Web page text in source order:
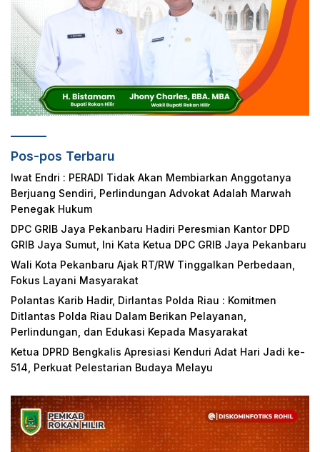
Pos-pos Terbaru
Iwat Endri : PERADI Tidak Akan Membiarkan Anggotanya
Berjuang Sendiri, Perlindungan Advokat Adalah Marwah
Penegak Hukum
DPC GRIB Jaya Pekanbaru Hadiri Peresmian Kantor DPD
GRIB Jaya Sumut, Ini Kata Ketua DPC GRIB Jaya Pekanbaru
Wali Kota Pekanbaru Ajak RT/RW Tinggalkan Perbedaan,
Fokus Layani Masyarakat
Polantas Karib Hadir, Dirlantas Polda Riau : Komitmen
Ditlantas Polda Riau Dalam Berikan Pelayanan,
Perlindungan, dan Edukasi Kepada Masyarakat
Ketua DPRD Bengkalis Apresiasi Kenduri Adat Hari Jadi ke-
514, Perkuat Pelestarian Budaya Melayu